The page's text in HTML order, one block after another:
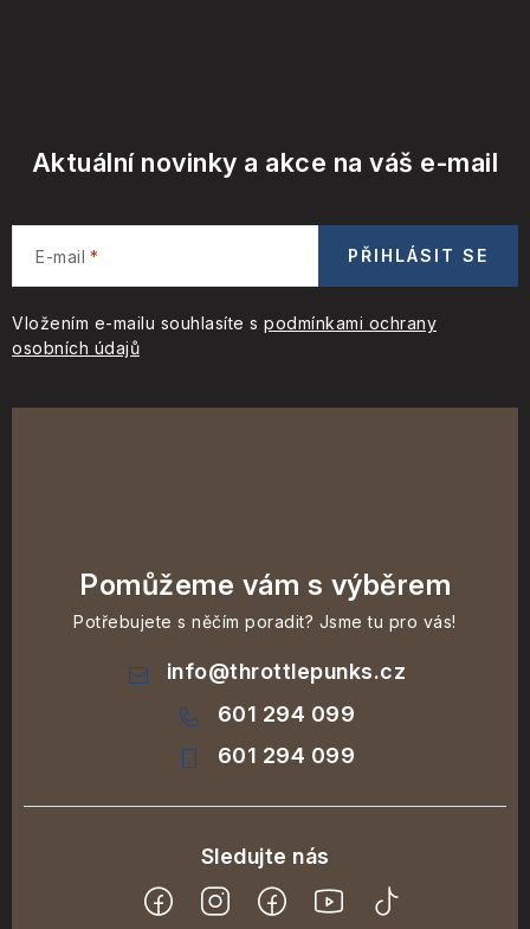
Aktuální novinky a akce na váš e-mail
E-mail
Vložením e-mailu souhlasíte s podmínkami ochrany
osobních údajů
PŘIHLÁSIT SE
Pomůžeme vám s výběrem
Potřebujete s něčím poradit? Jsme tu pro vás!
info@throttlepunks.cz
601 294 099
601 294 099